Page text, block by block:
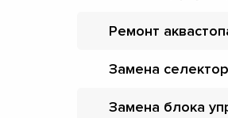
Ремонт
Замена
Замена блока